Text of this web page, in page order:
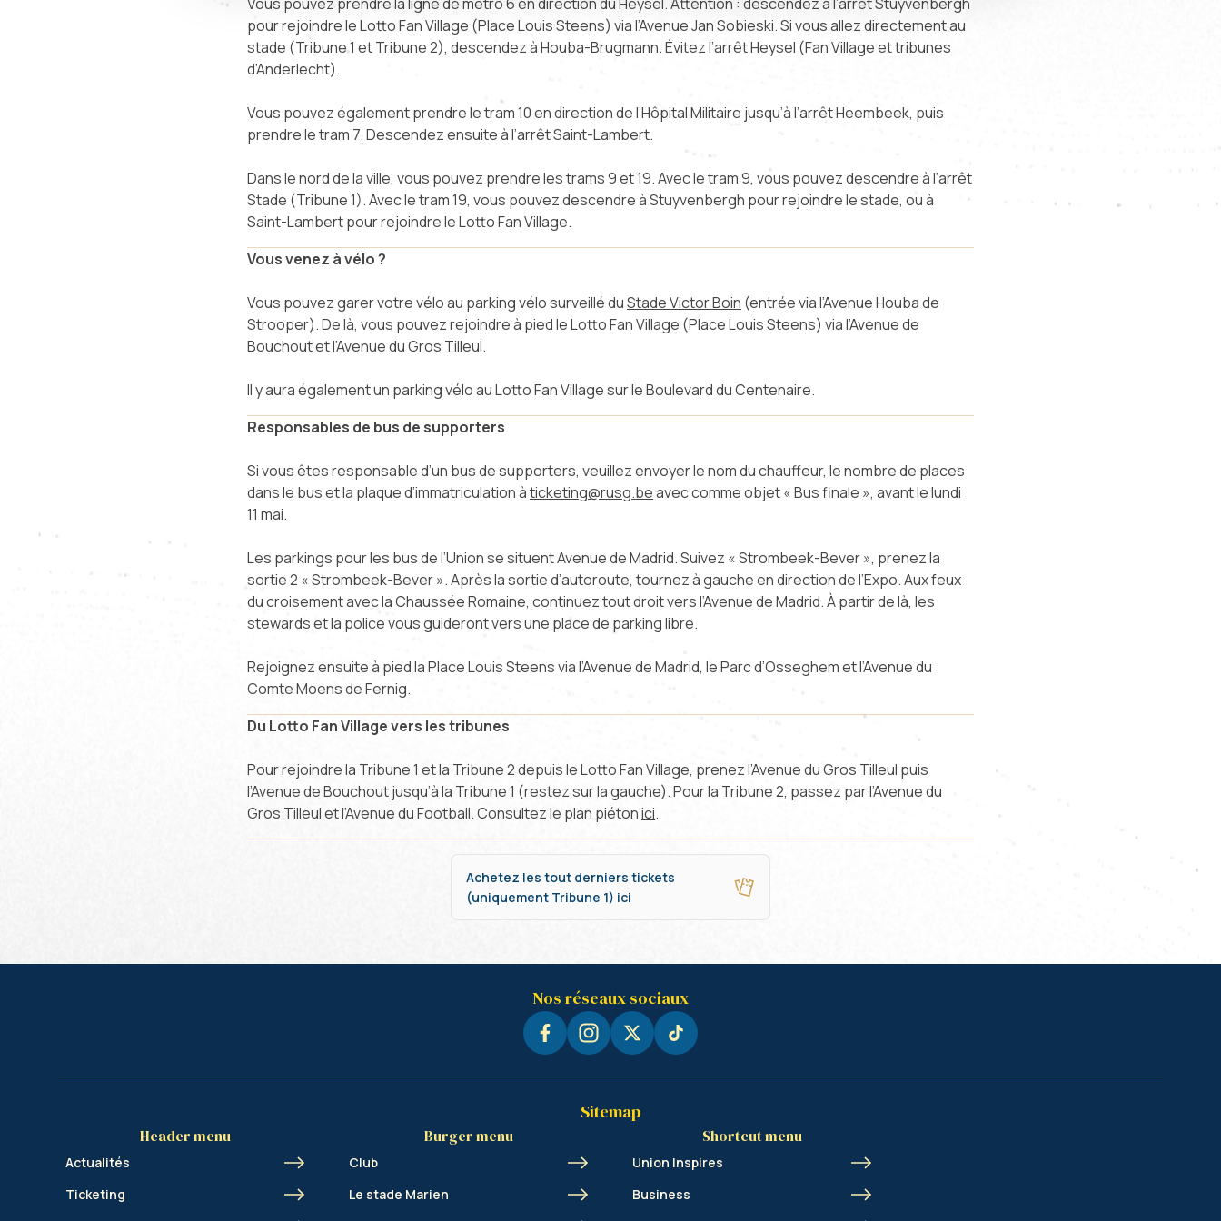
pour rejoindre le Lotto Fan Village (Place Louis Steens) via l’Avenue Jan Sobieski. Si vous allez directement au
stade (Tribune 1 et Tribune 2), descendez à Houba-Brugmann. Évitez l’arrêt Heysel (Fan Village et tribunes
d’Anderlecht).
Vous pouvez également prendre le tram 10 en direction de l’Hôpital Militaire jusqu’à l’arrêt Heembeek, puis
prendre le tram 7. Descendez ensuite à l’arrêt Saint-Lambert.
Dans le nord de la ville, vous pouvez prendre les trams 9 et 19. Avec le tram 9, vous pouvez descendre à l’arrêt
Stade (Tribune 1). Avec le tram 19, vous pouvez descendre à Stuyvenbergh pour rejoindre le stade, ou à
Saint-Lambert pour rejoindre le Lotto Fan Village.
Vous venez à vélo ?
Vous pouvez garer votre vélo au parking vélo surveillé duStade Victor Boin (entrée via l’Avenue Houba de
Strooper). De là, vous pouvez rejoindre à pied le Lotto Fan Village (Place Louis Steens) via l’Avenue de
Bouchout et l’Avenue du Gros Tilleul.
Il y aura également un parking vélo au Lotto Fan Village sur le Boulevard du Centenaire.
Responsables de bus de supporters
Si vous êtes responsable d’un bus de supporters, veuillez envoyer le nom du chauffeur, le nombre de places
dans le bus et la plaque d’immatriculation àticketing@rusg.beavec comme objet « Bus finale », avant le lundi
11 mai.
Les parkings pour les bus de l’Union se situent Avenue de Madrid. Suivez « Strombeek-Bever », prenez la
sortie 2 « Strombeek-Bever ». Après la sortie d’autoroute, tournez à gauche en direction de l’Expo. Aux feux
du croisement avec la Chaussée Romaine, continuez tout droit vers l’Avenue de Madrid. À partir de là, les
stewards et la police vous guideront vers une place de parking libre.
Rejoignez ensuite à pied la Place Louis Steens via l’Avenue de Madrid, le Parc d’Osseghem et l’Avenue du
Comte Moens de Fernig.
Du Lotto Fan Village vers les tribunes
Pour rejoindre la Tribune 1 et la Tribune 2 depuis le Lotto Fan Village, prenez l’Avenue du Gros Tilleul puis
l’Avenue de Bouchout jusqu’à la Tribune 1 (restez sur la gauche). Pour la Tribune 2, passez par l’Avenue du
Gros Tilleul et l’Avenue du Football. Consultez le plan piétonici.
Achetez les tout derniers tickets
(uniquement Tribune 1) ici
Nos réseaux sociaux
Sitemap
Header menu
Actualités
Ticketing
Burger menu
Club
Le stade Marien
Shortcut menu
Union Inspires
Business